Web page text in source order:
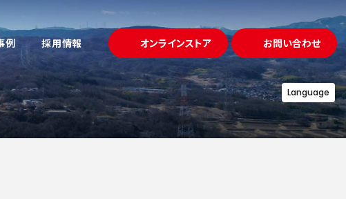
アクセス
「溶かして固める」鋳造
例
プロジェクト
採用情報
募集要項
オンラインストア お問い合わせ
Language